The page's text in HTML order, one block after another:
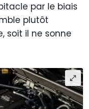
par le biais
plutôt
soit il ne sonne